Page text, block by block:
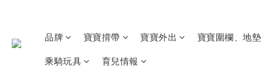
品牌 寶寶揹帶 寶寶外出
寶寶圍欄、地墊
乘騎玩具
育兒情報